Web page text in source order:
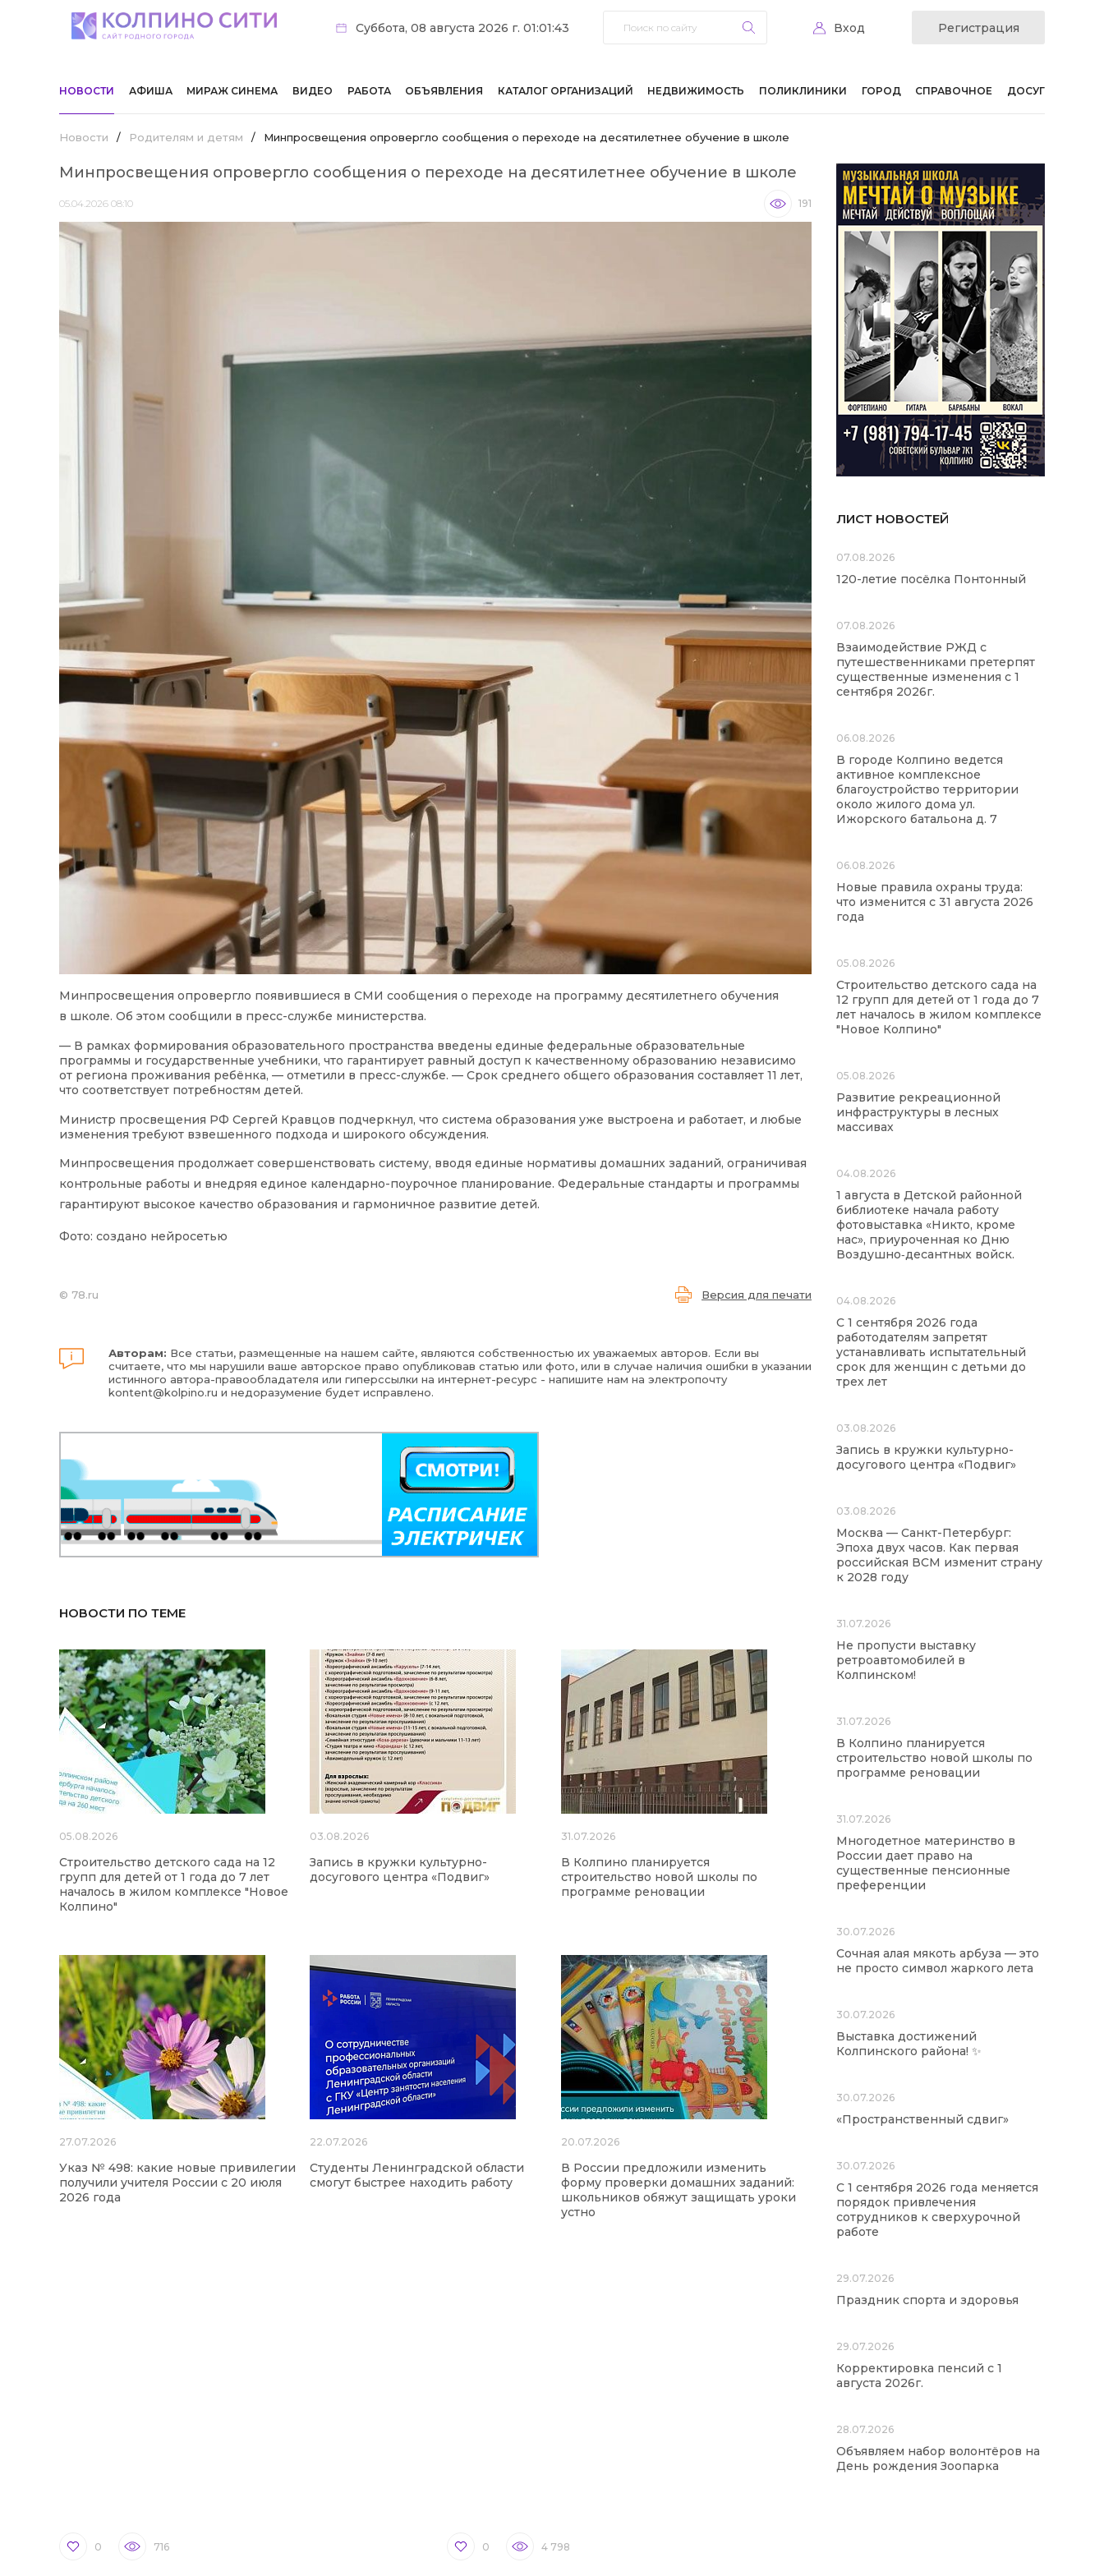
Суббота, 08 августа 2026 г. 01:01:43 Вход Регистрация
НОВОСТИ АФИША МИРАЖ СИНЕМА ВИДЕО РАБОТА ОБЪЯВЛЕНИЯ КАТАЛОГ ОРГАНИЗАЦИЙ НЕДВИЖИМОСТЬ ПОЛИКЛИНИКИ ГОРОД СПРАВОЧНОЕ ДОСУГ
Новости / Родителям и детям / Минпросвещения опровергло сообщения о переходе на десятилетнее обучение в школе
Минпросвещения опровергло сообщения о переходе на десятилетнее обучение в школе
05.04.2026 08:10 191
Минпросвещения опровергло появившиеся в СМИ сообщения о переходе на программу десятилетнего обучения
в школе. Об этом сообщили в пресс-службе министерства.
— В рамках формирования образовательного пространства введены единые федеральные образовательные
программы и государственные учебники, что гарантирует равный доступ к качественному образованию независимо
от региона проживания ребёнка, — отметили в пресс-службе. — Срок среднего общего образования составляет 11 лет,
что соответствует потребностям детей.
Министр просвещения РФ Сергей Кравцов подчеркнул, что система образования уже выстроена и работает, и любые
изменения требуют взвешенного подхода и широкого обсуждения.
Минпросвещения продолжает совершенствовать систему, вводя единые нормативы домашних заданий, ограничивая
контрольные работы и внедряя единое календарно-поурочное планирование. Федеральные стандарты и программы
гарантируют высокое качество образования и гармоничное развитие детей.
Фото: создано нейросетью
© 78.ru Версия для печати
Авторам: Все статьи, размещенные на нашем сайте, являются собственностью их уважаемых авторов. Если вы
считаете, что мы нарушили ваше авторское право опубликовав статью или фото, или в случае наличия ошибки в указании
истинного автора-правообладателя или гиперссылки на интернет-ресурс - напишите нам на электропочту
kontent@kolpino.ru и недоразумение будет исправлено.
НОВОСТИ ПО ТЕМЕ
05.08.2026
Строительство детского сада на 12
групп для детей от 1 года до 7 лет
началось в жилом комплексе "Новое
Колпино"
03.08.2026
Запись в кружки культурно-
досугового центра «Подвиг»
31.07.2026
В Колпино планируется
строительство новой школы по
программе реновации
27.07.2026
Указ № 498: какие новые привилегии
получили учителя России с 20 июля
2026 года
22.07.2026
Студенты Ленинградской области
смогут быстрее находить работу
20.07.2026
В России предложили изменить
форму проверки домашних заданий:
школьников обяжут защищать уроки
устно
0 716 0 4 798
ЛИСТ НОВОСТЕЙ
07.08.2026
120-летие посёлка Понтонный
07.08.2026
Взаимодействие РЖД с
путешественниками претерпят
существенные изменения с 1
сентября 2026г.
06.08.2026
В городе Колпино ведется
активное комплексное
благоустройство территории
около жилого дома ул.
Ижорского батальона д. 7
06.08.2026
Новые правила охраны труда:
что изменится с 31 августа 2026
года
05.08.2026
Строительство детского сада на
12 групп для детей от 1 года до 7
лет началось в жилом комплексе
"Новое Колпино"
05.08.2026
Развитие рекреационной
инфраструктуры в лесных
массивах
04.08.2026
1 августа в Детской районной
библиотеке начала работу
фотовыставка «Никто, кроме
нас», приуроченная ко Дню
Воздушно‑десантных войск.
04.08.2026
С 1 сентября 2026 года
работодателям запретят
устанавливать испытательный
срок для женщин с детьми до
трех лет
03.08.2026
Запись в кружки культурно-
досугового центра «Подвиг»
03.08.2026
Москва — Санкт-Петербург:
Эпоха двух часов. Как первая
российская ВСМ изменит страну
к 2028 году
31.07.2026
Не пропусти выставку
ретроавтомобилей в
Колпинском!
31.07.2026
В Колпино планируется
строительство новой школы по
программе реновации
31.07.2026
Многодетное материнство в
России дает право на
существенные пенсионные
преференции
30.07.2026
Сочная алая мякоть арбуза — это
не просто символ жаркого лета
30.07.2026
Выставка достижений
Колпинского района! ✨
30.07.2026
«Пространственный сдвиг»
30.07.2026
С 1 сентября 2026 года меняется
порядок привлечения
сотрудников к сверхурочной
работе
29.07.2026
Праздник спорта и здоровья
29.07.2026
Корректировка пенсий с 1
августа 2026г.
28.07.2026
Объявляем набор волонтёров на
День рождения Зоопарка